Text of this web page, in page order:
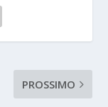
PROSSIMO